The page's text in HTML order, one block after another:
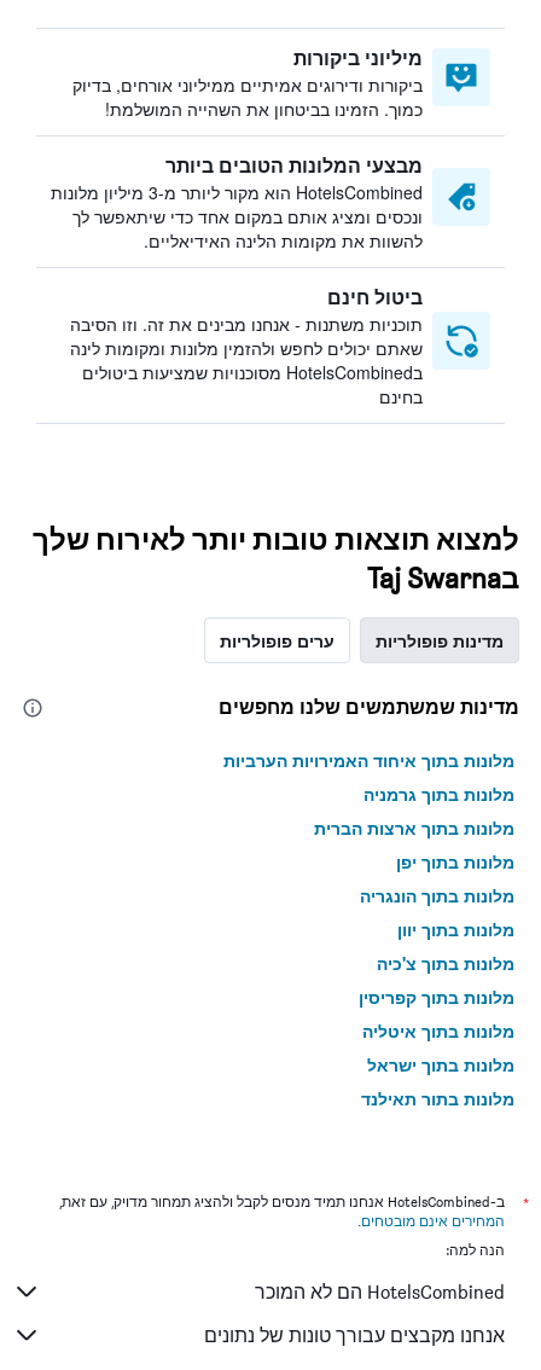
מיליוני ביקורות
ביקורות ודירוגים אמיתיים ממיליוני אורחים, בדיוק
כמוך. הזמינו בביטחון את השהייה המושלמת!
מבצעי המלונות הטובים ביותר
HotelsCombined הוא מקור ליותר מ-3 מיליון מלונות
ונכסים ומציג אותם במקום אחד כדי שיתאפשר לך
להשוות את מקומות הלינה האידיאליים.
ביטול חינם
תוכניות משתנות - אנחנו מבינים את זה. וזו הסיבה
שאתם יכולים לחפש ולהזמין מלונות ומקומות לינה
בHotelsCombined מסוכנויות שמציעות ביטולים
בחינם
למצוא תוצאות טובות יותר לאירוח שלך
בTaj Swarna
מדינות פופולריות ערים פופולריות
מדינות שמשתמשים שלנו מחפשים
מלונות בתוך איחוד האמירויות הערביות
מלונות בתוך גרמניה
מלונות בתוך ארצות הברית
מלונות בתוך יפן
מלונות בתוך הונגריה
מלונות בתוך יוון
מלונות בתוך צ'כיה
מלונות בתוך קפריסין
מלונות בתוך איטליה
מלונות בתוך ישראל
מלונות בתוך תאילנד
*
ב-HotelsCombined אנחנו תמיד מנסים לקבל ולהציג תמחור מדויק, עם זאת,
המחירים אינם מובטחים.
הנה למה:
HotelsCombined הם לא המוכר
אנחנו מקבצים עבורך טונות של נתונים